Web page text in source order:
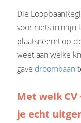
Die
voor niets in mijn
plaatsneemt op
weet aan welke
gave droombaan
Met welk
je echt